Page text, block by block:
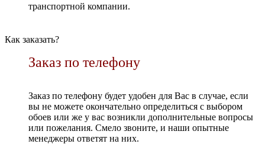
транспортной компании.
Как заказать?
Заказ по телефону
Заказ по телефону будет удобен для Вас в случае, если
вы не можете окончательно определиться с выбором
обоев или же у вас возникли дополнительные вопросы
или пожелания. Смело звоните, и наши опытные
менеджеры ответят на них.